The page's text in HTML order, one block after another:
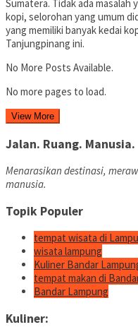
Sumatera. Tidak ada masalah
kopi, selorohan yang umum
yang memiliki banyak kedai
Tanjungpinang ini.
No More Posts Available.
No more pages to load.
View More
Jalan. Ruang. Manusia.
Menarasikan destinasi,
manusia.
Topik Populer
tempat wisata di
wisata lampung
Kuliner Bandar
tempat makan di
Bandar Lampung
Kuliner: